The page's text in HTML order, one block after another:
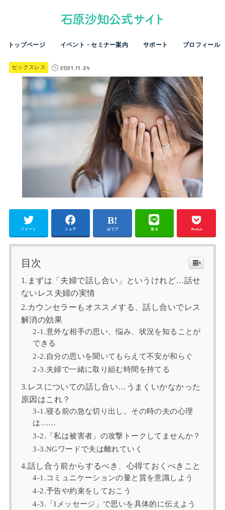
トップページ イベント・セミナー案内 サポート プロフィール
セックスレス 2021.11.24
ツイート シェア はてブ 送る Pocket
目次
1.まずは「夫婦で話し合い」というけれど…話せ
ないレス夫婦の実情
2.カウンセラーもオススメする、話し合いでレス
解消の効果
2‐1.意外な相手の思い、悩み、状況を知ることが
できる
2‐2.自分の思いを聞いてもらえて不安が和らぐ
2-3.夫婦で一緒に取り組む時間を持てる
3.レスについての話し合い…うまくいかなかった
原因はこれ？
3‐1.寝る前の急な切り出し。その時の夫の心理
は……
3‐2.「私は被害者」の攻撃トークしてませんか？
3‐3.NGワードで夫は離れていく
4.話し合う前からするべき、心得ておくべきこと
4-1.コミュニケーションの量と質を意識しよう
4-2.予告や約束をしておこう
4-3.「Iメッセージ」で思いを具体的に伝えよう